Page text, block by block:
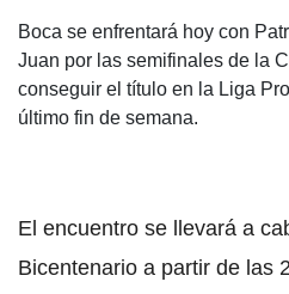
Boca se enfrentará hoy con
Juan por las semifinales de la
conseguir el título en la Liga
último fin de semana.
El encuentro se llevará a
Bicentenario a partir de las